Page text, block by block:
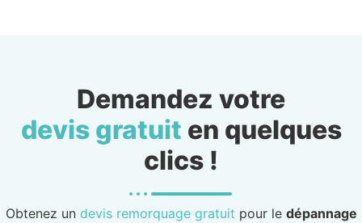
Demandez votre
devis gratuit en quelques
clics !
Obtenez un devis remorquage gratuit pour le dépannage